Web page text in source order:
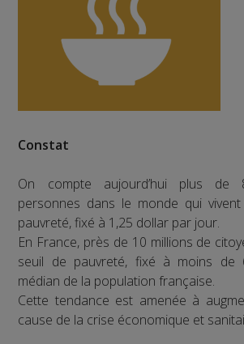
Constat
On compte aujourd’hui plus de
personnes dans le monde qui
pauvreté, fixé à 1,25 dollar par jour.
En France, près de 10 millions de
seuil de pauvreté, fixé à moins de
médian de la population française.
Cette tendance est amenée à
cause de la crise économique et